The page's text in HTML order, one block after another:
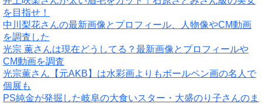
を目指せ！
中川梨花さんの最新画像とプロフィール、人物像やCM動画
を調査した
光宗 薫さんは現在どうしてる？最新画像とプロフィールや
CM動画を調査
光宗薫さん【元AKB】は水彩画よりもボールペン画の名人で
個展も
PS純金が発掘した岐阜の大食いスター・大盛のり子さんのま